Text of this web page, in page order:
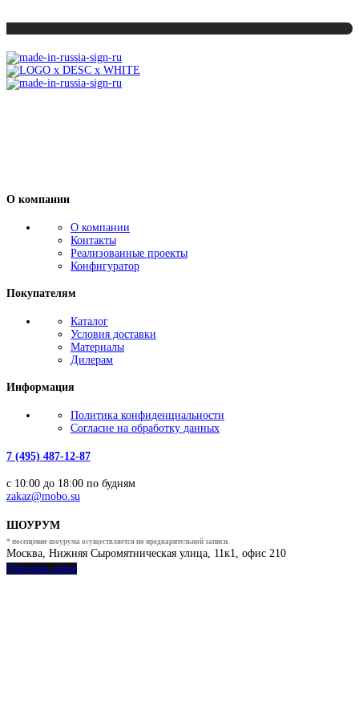
О компании
О компании
Контакты
Реализованные проекты
Конфигуратор
Покупателям
Каталог
Условия доставки
Материалы
Дилерам
Информация
Политика конфиденциальности
Согласие на обработку данных
7 (495) 487-12-87
с 10:00 до 18:00 по будням
zakaz@mobo.su
ШОУРУМ
Москва, Нижняя Сыромятническая улица, 11к1, офис 210
* посещение шоурума осуществляется по предварительной записи.
Telegram-plane